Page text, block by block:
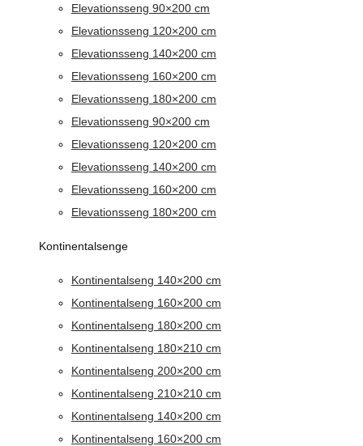
Elevationsseng 90×200 cm
Elevationsseng 120×200 cm
Elevationsseng 140×200 cm
Elevationsseng 160×200 cm
Elevationsseng 180×200 cm
Elevationsseng 90×200 cm
Elevationsseng 120×200 cm
Elevationsseng 140×200 cm
Elevationsseng 160×200 cm
Elevationsseng 180×200 cm
Kontinentalsenge
Kontinentalseng 140×200 cm
Kontinentalseng 160×200 cm
Kontinentalseng 180×200 cm
Kontinentalseng 180×210 cm
Kontinentalseng 200×200 cm
Kontinentalseng 210×210 cm
Kontinentalseng 140×200 cm
Kontinentalseng 160×200 cm